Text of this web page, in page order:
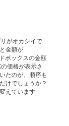
がオカシイで
金額が
ボックスの金額
価格が表示さ
たのが、順序も
けでしょうか？
えています